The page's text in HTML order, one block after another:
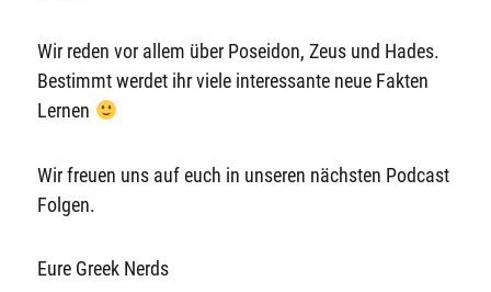
Wir reden vor allem über Poseidon, Zeus und Hades.
Bestimmt werdet ihr viele interessante neue Fakten
Lernen
Wir freuen uns auf euch in unseren nächsten Podcast
Folgen.
Eure Greek Nerds